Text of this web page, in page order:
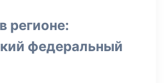
регионе:
федеральный